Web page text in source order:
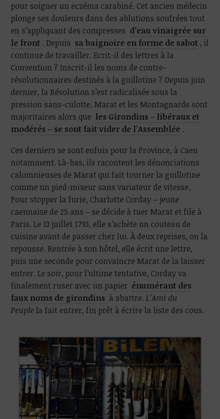
pour soigner un eczéma carabiné. Cet ancien médecin
plonge ses douleurs dans des ablutions soufrées tout
en s’appliquant des compresses d’eau vinaigrée sur
le front . Depuis sa baignoire en forme de sabot , il
continue de travailler. Ecrit-il des lettres à la
Convention ? Inscrit-il les noms de contre-
révolutionnaires destinés à la guillotine ? Depuis juin
dernier, la Révolution s’est radicalisée sous la
pression sans-culotte. Marat et les Montagnards sont
majoritaires alors que les Girondins – libéraux et
modérés – se sont fait vider de l’Assemblée .
Ces derniers se sont enfuis pour la Province, à Caen
notamment. Là-bas, ils racontent les dénonciations
calomnieuses de Marat qui fait tourner la guillotine
comme un pied-mixeur sans variateur de vitesse.
Pour stopper la furie, Charlotte Corday – jeune
caennaise de 25 ans – se décide à tuer Marat et file à
Paris. Le 13 juillet 1793, elle s’achète un couteau de
cuisine avant de passer chez lui. À deux reprises, on la
repousse. Rentrée à son hôtel, elle écrit une lettre,
puis une seconde pour convaincre Marat de la laisser
entrer. Le soir, pour l’ultime tentative, Corday va
finalement ruser avec un papier énumérant des
faux noms de girondins à abattre.L’Ami du
Peuplela fait entrer, fin prêt à écrire la liste des cous.